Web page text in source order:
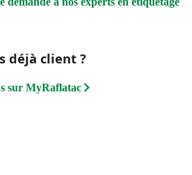
déjà client ?
sur MyRaflatac